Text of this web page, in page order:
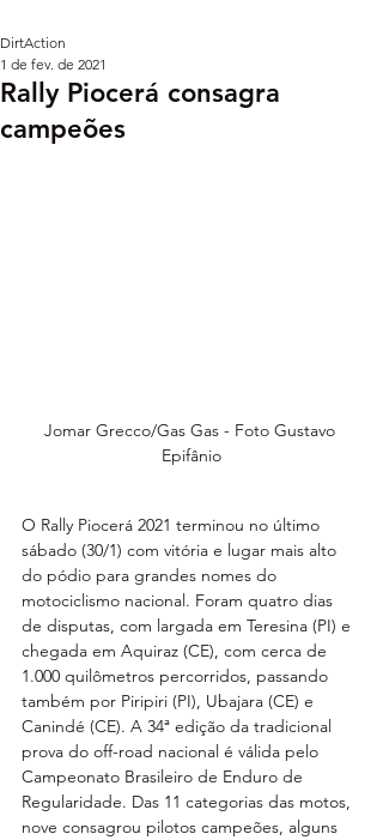
Rally Piocerá consagra
campeões
DirtAction
1 de fev. de 2021
Jomar Grecco/Gas Gas - Foto Gustavo
Epifânio
O Rally Piocerá 2021 terminou no último
sábado (30/1) com vitória e lugar mais alto
do pódio para grandes nomes do
motociclismo nacional. Foram quatro dias
de disputas, com largada em Teresina (PI) e
chegada em Aquiraz (CE), com cerca de
1.000 quilômetros percorridos, passando
também por Piripiri (PI), Ubajara (CE) e
Canindé (CE). A 34ª edição da tradicional
prova do off-road nacional é válida pelo
Campeonato Brasileiro de Enduro de
Regularidade. Das 11 categorias das motos,
nove consagrou pilotos campeões, alguns